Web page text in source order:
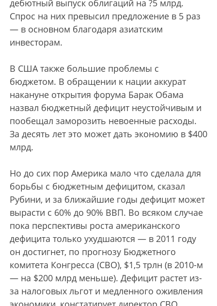
дебютный выпуск облигаций на ?5 млрд.
Спрос на них превысил предложение в 5 раз
— в основном благодаря азиатским
инвесторам.
В США также большие проблемы с
бюджетом. В обращении к нации аккурат
накануне открытия форума Барак Обама
назвал бюджетный дефицит неустойчивым и
пообещал заморозить невоенные расходы.
За десять лет это может дать экономию в $400
млрд.
Но до сих пор Америка мало что сделала для
борьбы с бюджетным дефицитом, сказал
Рубини, и за ближайшие годы дефицит может
вырасти с 60% до 90% ВВП. Во всяком случае
пока перспективы роста американского
дефицита только ухудшаются — в 2011 году
он достигнет, по прогнозу Бюджетного
комитета Конгресса (CBO), $1,5 трлн (в 2010-м
— на $200 млрд меньше). Дефицит растет из-
за налоговых льгот и медленного оживления